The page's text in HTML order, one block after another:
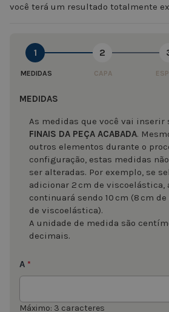
você terá um resultado totalmente
1
MEDIDAS
2
CAPA
MEDIDAS
As medidas que você vai inserir
FINAIS DA PEÇA ACABADA.
outros elementos durante o
configuração, estas medidas
ser alteradas. Por exemplo, se
adicionar 2 cm de viscoelástica,
continuará sendo 10 cm (8 cm
de viscoelástica).
A unidade de medida são
decimais.
A *
Máximo: 3 caracteres